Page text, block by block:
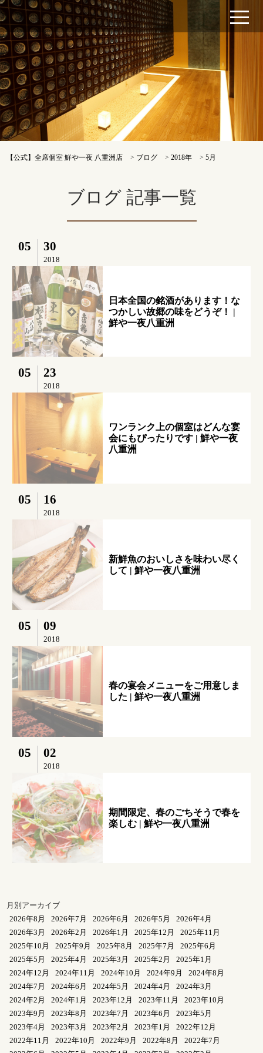
【公式】全席個室 鮮や一夜 八重洲店 > ブログ >2018年 >5月
ブログ 記事一覧
05 30
2018
日本全国の銘酒があります！な
つかしい故郷の味をどうぞ！ |
鮮や一夜八重洲
05 23
2018
ワンランク上の個室はどんな宴
会にもぴったりです | 鮮や一夜
八重洲
05 16
2018
新鮮魚のおいしさを味わい尽く
して | 鮮や一夜八重洲
05 09
2018
春の宴会メニューをご用意しま
した | 鮮や一夜八重洲
05 02
2018
期間限定、春のごちそうで春を
楽しむ | 鮮や一夜八重洲
月別アーカイブ
2026年8月
2026年7月 2026年6月 2026年5月
2026年4月
2026年3月
2026年2月 2026年1月 2025年12月
2025年11月
2025年10月
2025年9月 2025年8月 2025年7月
2025年6月
2025年5月
2025年4月 2025年3月 2025年2月
2025年1月
2024年12月
2024年11月 2024年10月 2024年9月
2024年8月
2024年7月
2024年6月 2024年5月 2024年4月
2024年3月
2024年2月
2024年1月 2023年12月 2023年11月
2023年10月
2023年9月
2023年8月 2023年7月 2023年6月
2023年5月
2023年4月
2023年3月 2023年2月 2023年1月
2022年12月
2022年11月
2022年10月 2022年9月 2022年8月
2022年7月